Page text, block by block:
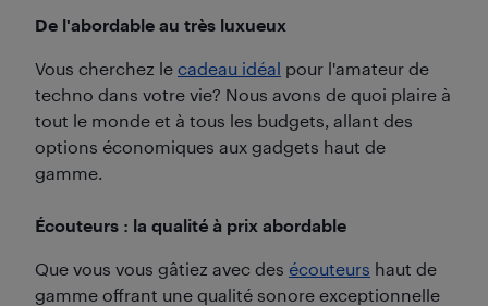
De l'abordable au très luxueux
Vous cherchez le cadeau idéal pour l'amateur de
techno dans votre vie? Nous avons de quoi plaire à
tout le monde et à tous les budgets, allant des
options économiques aux gadgets haut de
gamme.
Écouteurs : la qualité à prix abordable
Que vous vous gâtiez avec des écouteurs haut de
gamme offrant une qualité sonore exceptionnelle